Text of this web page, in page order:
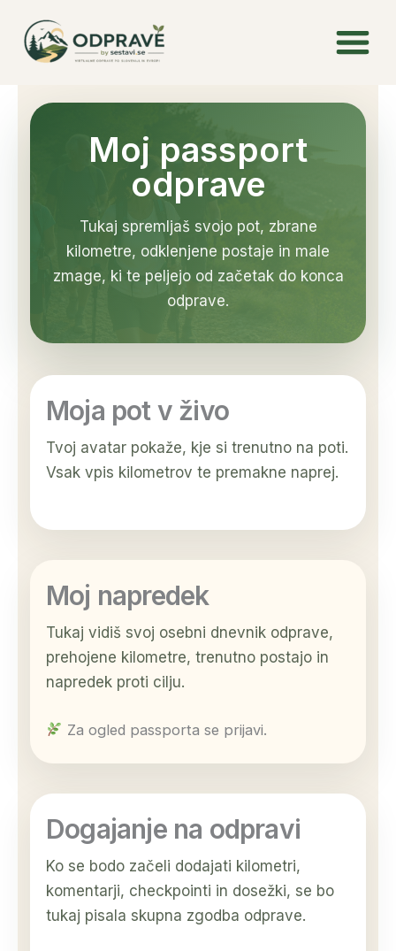
content
Moj passport
odprave
Tukaj spremljaš svojo pot, zbrane
kilometre, odklenjene postaje in male
zmage, ki te peljejo od začetak do konca
odprave.
Moja pot v živo
Tvoj avatar pokaže, kje si trenutno na poti.
Vsak vpis kilometrov te premakne naprej.
Moj napredek
Tukaj vidiš svoj osebni dnevnik odprave,
prehojene kilometre, trenutno postajo in
napredek proti cilju.
Za ogled passporta se prijavi.
Dogajanje na odpravi
Ko se bodo začeli dodajati kilometri,
komentarji, checkpointi in dosežki, se bo
tukaj pisala skupna zgodba odprave.